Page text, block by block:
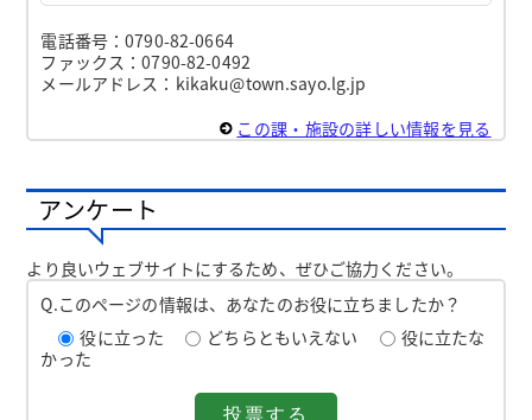
電話番号：0790-82-0664
ファックス：0790-82-0492
メールアドレス：kikaku@town.sayo.lg.jp
この課・施設の詳しい情報を見る
アンケート
より良いウェブサイトにするため、ぜひご協力ください。
Q.このページの情報は、あなたのお役に立ちましたか？
役に立った
どちらともいえない
役に立たな
かった